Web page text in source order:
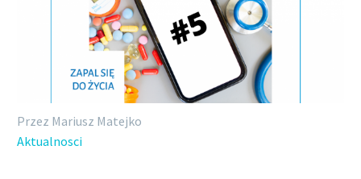
Przez Mariusz Matejko
Aktualnosci